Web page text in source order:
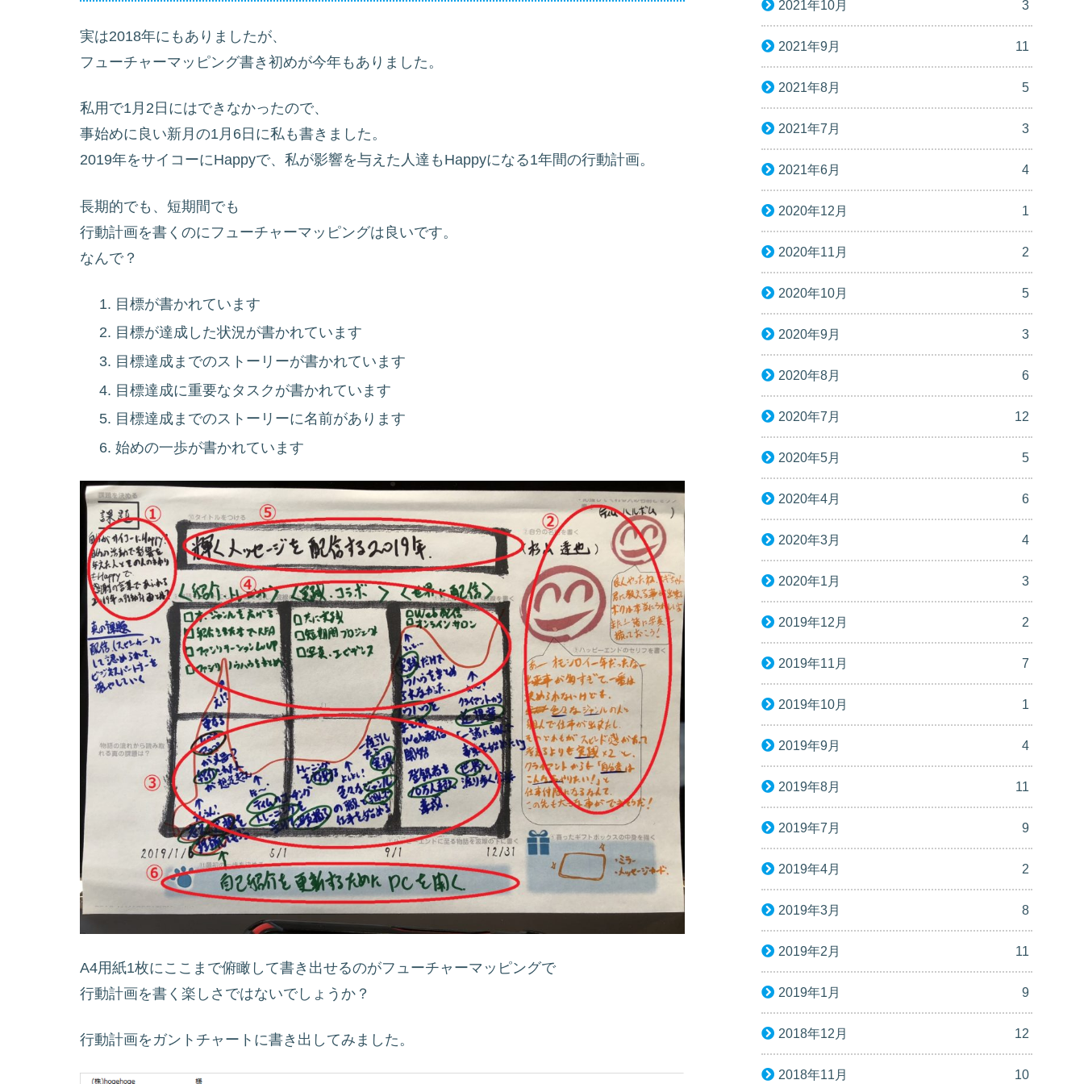
実は2018年にもありましたが、
フューチャーマッピング書き初めが今年もありました。
私用で1月2日にはできなかったので、
事始めに良い新月の1月6日に私も書きました。
2019年をサイコーにHappyで、私が影響を与えた人達もHappyになる1年間の行動計画。
長期的でも、短期間でも
行動計画を書くのにフューチャーマッピングは良いです。
なんで？
目標が書かれています
目標が達成した状況が書かれています
目標達成までのストーリーが書かれています
目標達成に重要なタスクが書かれています
目標達成までのストーリーに名前があります
始めの一歩が書かれています
A4用紙1枚にここまで俯瞰して書き出せるのがフューチャーマッピングで
行動計画を書く楽しさではないでしょうか？
行動計画をガントチャートに書き出してみました。
2021年10月 3
2021年9月 11
2021年8月 5
2021年7月 3
2021年6月 4
2020年12月 1
2020年11月 2
2020年10月 5
2020年9月 3
2020年8月 6
2020年7月 12
2020年5月 5
2020年4月 6
2020年3月 4
2020年1月 3
2019年12月 2
2019年11月 7
2019年10月 1
2019年9月 4
2019年8月 11
2019年7月 9
2019年4月 2
2019年3月 8
2019年2月 11
2019年1月 9
2018年12月 12
2018年11月 10